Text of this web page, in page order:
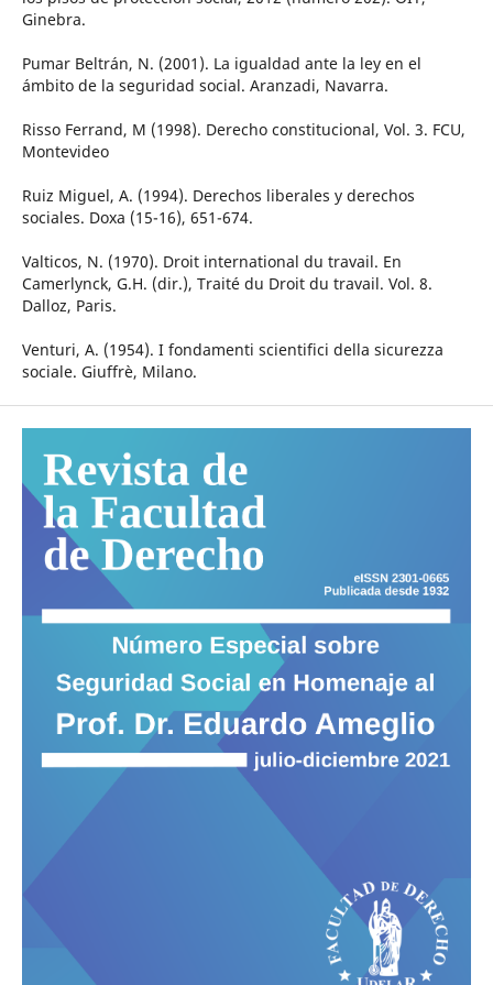
Ginebra.
Pumar Beltrán, N. (2001). La igualdad ante la ley en el
ámbito de la seguridad social. Aranzadi, Navarra.
Risso Ferrand, M (1998). Derecho constitucional, Vol. 3. FCU,
Montevideo
Ruiz Miguel, A. (1994). Derechos liberales y derechos
sociales. Doxa (15-16), 651-674.
Valticos, N. (1970). Droit international du travail. En
Camerlynck, G.H. (dir.), Traité du Droit du travail. Vol. 8.
Dalloz, Paris.
Venturi, A. (1954). I fondamenti scientifici della sicurezza
sociale. Giuffrè, Milano.